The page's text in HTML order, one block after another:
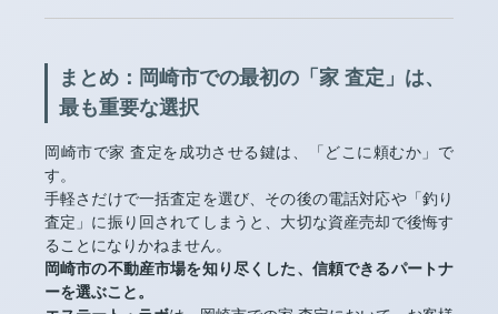
まとめ：岡崎市での最初の「家 査定」は、
最も重要な選択
岡崎市で家 査定を成功させる鍵は、「どこに頼むか」で
す。
手軽さだけで一括査定を選び、その後の電話対応や「釣り
査定」に振り回されてしまうと、大切な資産売却で後悔す
ることになりかねません。
岡崎市の不動産市場を知り尽くした、信頼できるパートナ
ーを選ぶこと。